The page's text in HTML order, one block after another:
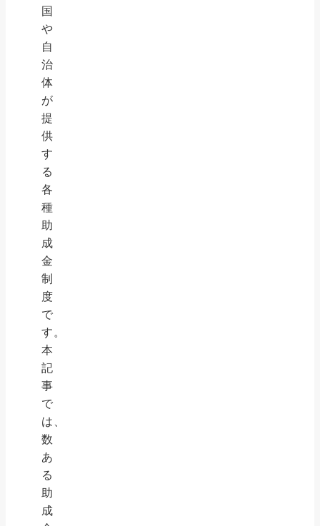
国
や
自
治
体
が
提
供
す
る
各
種
助
成
金
制
度
で
す。
本
記
事
で
は、
数
あ
る
助
成